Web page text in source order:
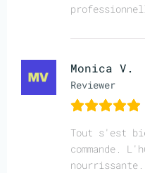
Monica V.
Reviewer
Tout s'est
commande.